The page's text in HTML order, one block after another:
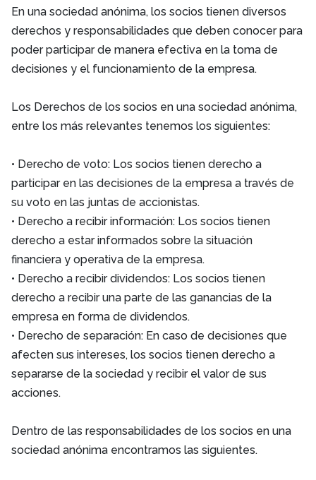
En una sociedad anónima, los socios tienen diversos
derechos y responsabilidades que deben conocer para
poder participar de manera efectiva en la toma de
decisiones y el funcionamiento de la empresa.
Los Derechos de los socios en una sociedad anónima,
entre los más relevantes tenemos los siguientes:
• Derecho de voto: Los socios tienen derecho a
participar en las decisiones de la empresa a través de
su voto en las juntas de accionistas.
• Derecho a recibir información: Los socios tienen
derecho a estar informados sobre la situación
financiera y operativa de la empresa.
• Derecho a recibir dividendos: Los socios tienen
derecho a recibir una parte de las ganancias de la
empresa en forma de dividendos.
• Derecho de separación: En caso de decisiones que
afecten sus intereses, los socios tienen derecho a
separarse de la sociedad y recibir el valor de sus
acciones.
Dentro de las responsabilidades de los socios en una
sociedad anónima encontramos las siguientes.